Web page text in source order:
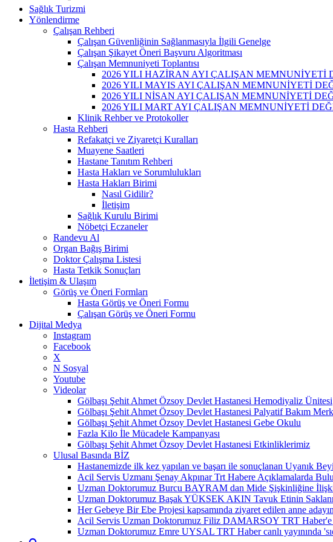
Sağlık Turizmi
Yönlendirme
Çalışan Rehberi
Çalışan Güvenliğinin Sağlanmasıyla İlgili Genelge
Çalışan Şikayet Öneri Başvuru Algoritması
Çalışan Memnuniyeti Toplantısı
2026 YILI HAZİRAN AYI ÇALIŞAN MEMNUNİYETİ
2026 YILI MAYIS AYI ÇALIŞAN MEMNUNİYETİ
2026 YILI NİSAN AYI ÇALIŞAN MEMNUNİYETİ
2026 YILI MART AYI ÇALIŞAN MEMNUNİYETİ
Klinik Rehber ve Protokoller
Hasta Rehberi
Refakatçi ve Ziyaretçi Kuralları
Muayene Saatleri
Hastane Tanıtım Rehberi
Hasta Hakları ve Sorumlulukları
Hasta Hakları Birimi
Nasıl Gidilir?
İletişim
Sağlık Kurulu Birimi
Nöbetçi Eczaneler
Randevu Al
Organ Bağış Birimi
Doktor Çalışma Listesi
Hasta Tetkik Sonuçları
İletişim & Ulaşım
Görüş ve Öneri Formları
Hasta Görüş ve Öneri Formu
Çalışan Görüş ve Öneri Formu
Dijital Medya
Instagram
Facebook
X
N Sosyal
Youtube
Videolar
Gölbaşı Şehit Ahmet Özsoy Devlet Hastanesi Hemodiyaliz Ünitesi
Gölbaşı Şehit Ahmet Özsoy Devlet Hastanesi Palyatif Bakım
Gölbaşı Şehit Ahmet Özsoy Devlet Hastanesi Gebe Okulu
Fazla Kilo İle Mücadele Kampanyası
Gölbaşı Şehit Ahmet Özsoy Devlet Hastanesi Etkinliklerimiz
Ulusal Basında BİZ
Hastanemizde ilk kez yapılan ve başarı ile sonuçlanan Uyanık
Acil Servis Uzmanı Şenay Akpınar Trt Habere Açıklamalarda
Uzman Doktorumuz Burcu BAYRAM dan Mide Şişkinliğine
Uzman Doktorumuz Başak YÜKSEK AKIN Tavuk Etinin
Her Gebeye Bir Ebe Projesi kapsamında ziyaret edilen anne
Acil Servis Uzman Doktorumuz Filiz DAMARSOY TRT Haber'e
Uzman Doktorumuz Emre UYSAL TRT Haber canlı yayınında